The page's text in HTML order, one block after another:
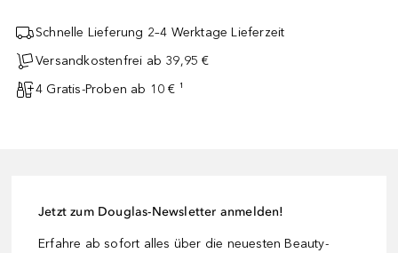
Schnelle Lieferung 2–4 Werktage Lieferzeit
Versandkostenfrei ab 39,95 €
4 Gratis-Proben ab 10 € ¹
Jetzt zum Douglas-Newsletter anmelden!
Erfahre ab sofort alles über die neuesten Beauty-